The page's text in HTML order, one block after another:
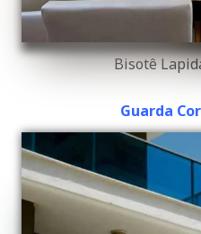
Bisotê
Guarda